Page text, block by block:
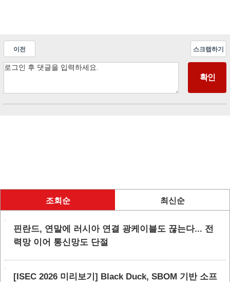
이전 스크랩하기
조회순 최신순
핀란드, 연말에 러시아 연결 광케이블도 끊는다... 전
력망 이어 통신망도 단절
[ISEC 2026 미리보기] Black Duck, SBOM 기반 소프